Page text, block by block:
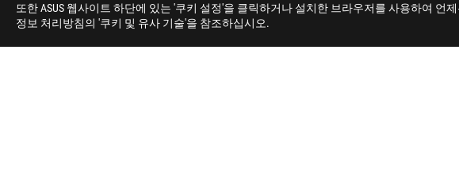
또한 ASUS 웹사이트 하단에 있는 '쿠키 설정'을 클릭하거나 설치한 브라우저를 사용하여 언
정보 처리방침의 '쿠키 및 유사 기술'을 참조하십시오.